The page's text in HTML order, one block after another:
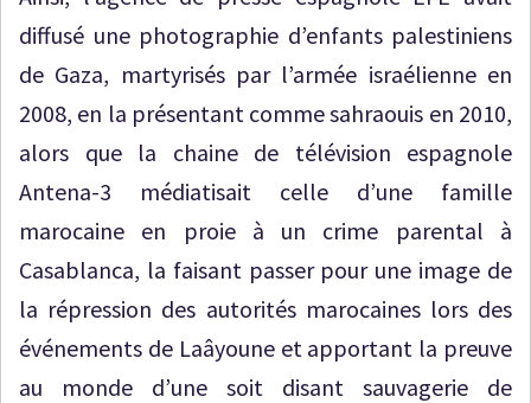
diffusé une photographie d’enfants palestiniens
de Gaza, martyrisés par l’armée israélienne en
2008, en la présentant comme sahraouis en 2010,
alors que la chaine de télévision espagnole
Antena-3 médiatisait celle d’une famille
marocaine en proie à un crime parental à
Casablanca, la faisant passer pour une image de
la répression des autorités marocaines lors des
événements de Laâyoune et apportant la preuve
au monde d’une soit disant sauvagerie de